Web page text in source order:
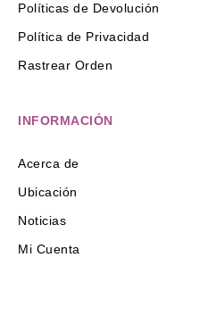
Políticas de Devolución
Política de Privacidad
Rastrear Orden
INFORMACIÓN
Acerca de
Ubicación
Noticias
Mi Cuenta